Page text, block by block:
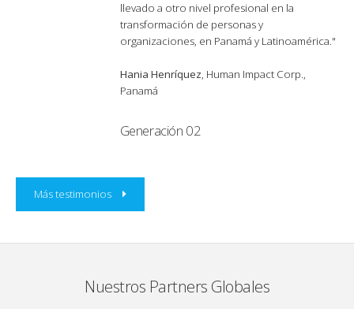
llevado a otro nivel profesional en la
transformación de personas y
organizaciones, en Panamá y Latinoamérica."
Hania Henríquez, Human Impact Corp.,
Panamá
Generación 02
Más testimonios
Nuestros Partners Globales